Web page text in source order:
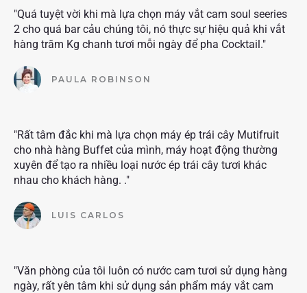
"Quá tuyệt vời khi mà lựa chọn máy vắt cam soul seeries
2 cho quá bar cảu chúng tôi, nó thực sự hiệu quả khi vắt
hàng trăm Kg chanh tươi mỗi ngày để pha Cocktail."
PAULA ROBINSON
"Rất tâm đắc khi mà lựa chọn máy ép trái cây Mutifruit
cho nhà hàng Buffet của mình, máy hoạt động thường
xuyên để tạo ra nhiều loại nước ép trái cây tươi khác
nhau cho khách hàng. ."
LUIS CARLOS
"Văn phòng của tôi luôn có nước cam tươi sử dụng hàng
ngày, rất yên tâm khi sử dụng sản phẩm máy vắt cam